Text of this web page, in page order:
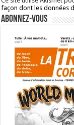
façon dont les données
Abonnez-vous